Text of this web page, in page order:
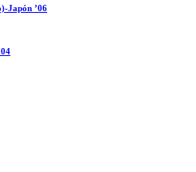
Japón ’06